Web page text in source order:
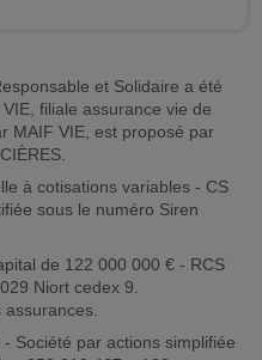
et Solidaire a été
filiale assurance vie de
MAIF VIE, est proposé par
à cotisations variables - CS
sous le numéro Siren
de 122 000 000 € - RCS
Niort cedex 9.
- Société par actions simplifiée